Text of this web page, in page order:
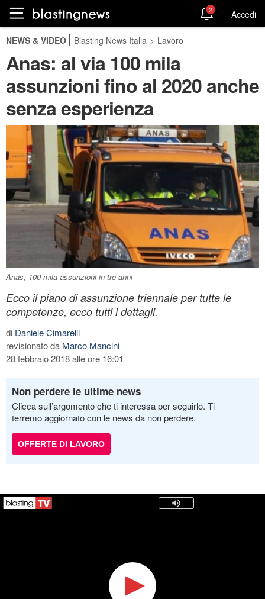
2 Accedi
NEWS & VIDEO Blasting News Italia > Lavoro
Anas: al via 100 mila
assunzioni fino al 2020 anche
senza esperienza
Anas, 100 mila assunzioni in tre anni
Ecco il piano di assunzione triennale per tutte le
competenze, ecco tutti i dettagli.
di Daniele Cimarelli
revisionato da Marco Mancini
28 febbraio 2018 alle ore 16:01
Non perdere le ultime news
Clicca sull’argomento che ti interessa per seguirlo. Ti
terremo aggiornato con le news da non perdere.
OFFERTE DI LAVORO